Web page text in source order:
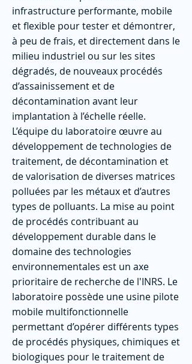
infrastructure performante, mobile
et flexible pour tester et démontrer,
à peu de frais, et directement dans le
milieu industriel ou sur les sites
dégradés, de nouveaux procédés
d’assainissement et de
décontamination avant leur
implantation à l’échelle réelle.
L’équipe du laboratoire œuvre au
développement de technologies de
traitement, de décontamination et
de valorisation de diverses matrices
polluées par les métaux et d’autres
types de polluants. La mise au point
de procédés contribuant au
développement durable dans le
domaine des technologies
environnementales est un axe
prioritaire de recherche de l'INRS. Le
laboratoire possède une usine pilote
mobile multifonctionnelle
permettant d’opérer différents types
de procédés physiques, chimiques et
biologiques pour le traitement de